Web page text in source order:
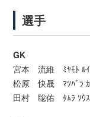
選手
GK
宮本 流維 ﾐﾔﾓﾄ ﾙｲ
松原 快晟 ﾏﾂﾊﾞﾗ ｶ
田村 聡佑 ﾀﾑﾗ ｿｳｽ